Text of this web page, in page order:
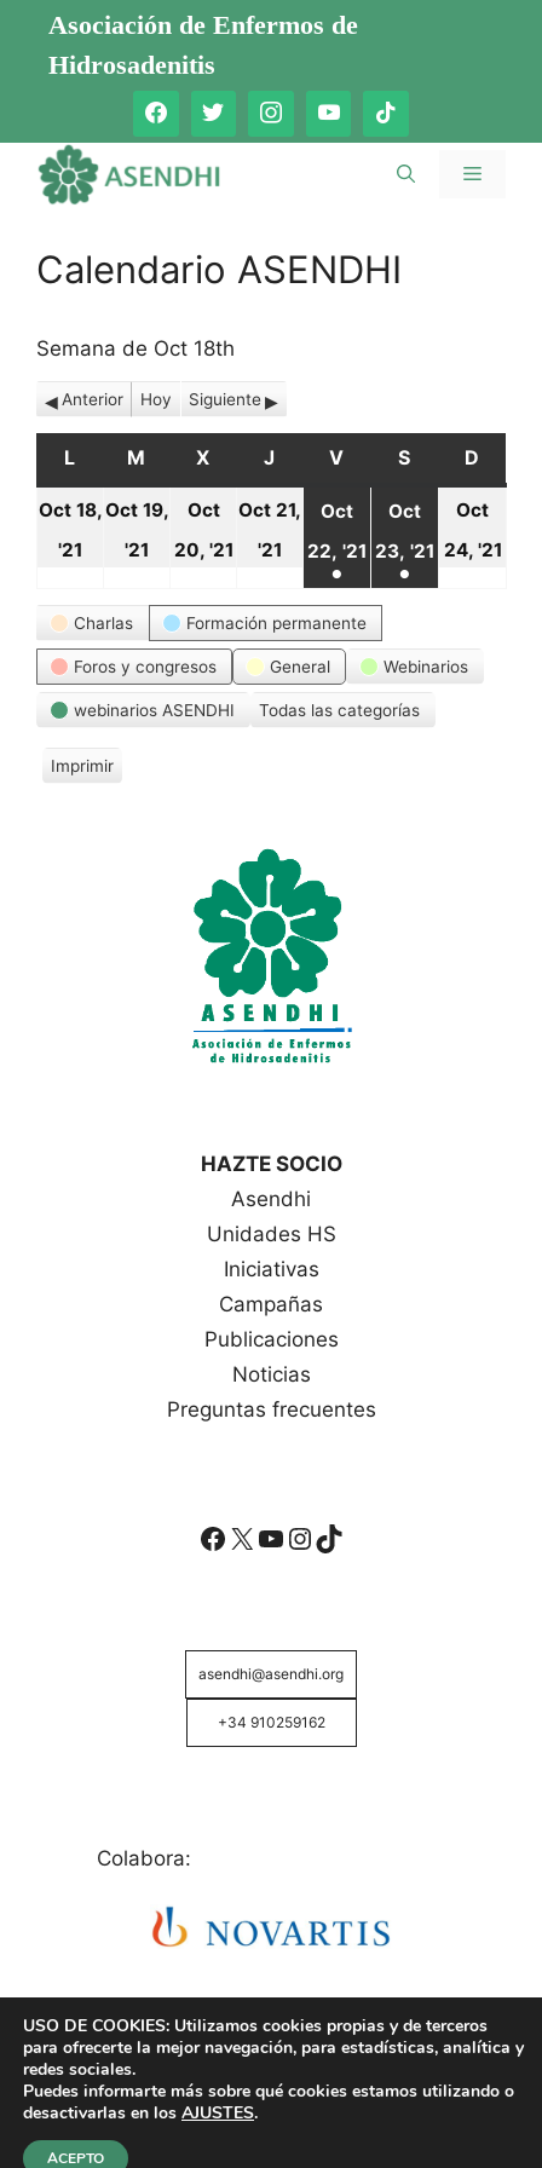
Saltar
contenido
Asociación de Enfermos de
Hidrosadenitis
Menú
Calendario ASENDHI
Semana de Oct 18th
Anterior Hoy Siguiente
L LUNES
M MARTES
X MIÉRCOLES
J JUEVES
V VIERNES
S SÁBADO
D
Oct 18,
'21
2021
Oct 19,
'21
19
2021
Oct
20, '21
20
octubre,
2021
Oct 21,
'21
21
octubre,
2021
Oct
22, '21 22
octubre,
●
(1
event)
Oct
23, '21 23
octubre,
●
event)
Oct
24, '21
Categorías
Charlas Formación permanente
Foros y congresos General Webinarios
webinarios ASENDHI Todas las categorías
Imprimir
V
HAZTE SOCIO
Asendhi
Unidades HS
Iniciativas
Campañas
Publicaciones
Noticias
Preguntas frecuentes
Facebook
X YouTube
Instagram
TikTok
asendhi@asendhi.org
+34 910259162
Colabora:
© Copyright 2026 ASENDHI - Asociación de Enfermos
USO DE COOKIES: Utilizamos cookies propias y de terceros
para ofrecerte la mejor navegación, para estadísticas, analítica y
redes sociales.
Puedes informarte más sobre qué cookies estamos utilizando o
desactivarlas en los AJUSTES.
ACEPTO